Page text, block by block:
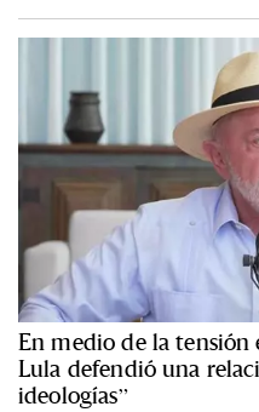
En medio de la tensión
Lula defendió una
ideologías”